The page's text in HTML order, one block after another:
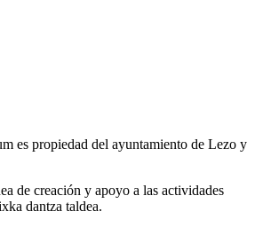
es propiedad del ayuntamiento de Lezo y
de creación y apoyo a las actividades
dantza taldea.